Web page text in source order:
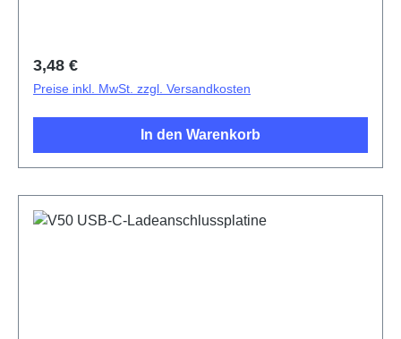
Regulärer Preis:
3,48 €
Preise inkl. MwSt. zzgl. Versandkosten
In den Warenkorb